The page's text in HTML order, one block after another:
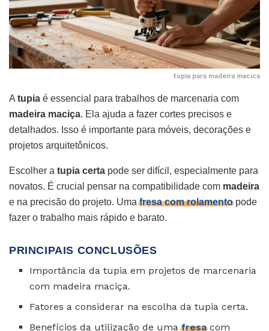
tupia para madeira macica
A tupia é essencial para trabalhos de marcenaria com
madeira maciça. Ela ajuda a fazer cortes precisos e
detalhados. Isso é importante para móveis, decorações e
projetos arquitetônicos.
Escolher a tupia certa pode ser difícil, especialmente para
novatos. É crucial pensar na compatibilidade com madeira
e na precisão do projeto. Umafresa com rolamentopode
fazer o trabalho mais rápido e barato.
PRINCIPAIS CONCLUSÕES
Importância da tupia em projetos de marcenaria
com madeira maciça.
Fatores a considerar na escolha da tupia certa.
Benefícios da utilização de umafresacom